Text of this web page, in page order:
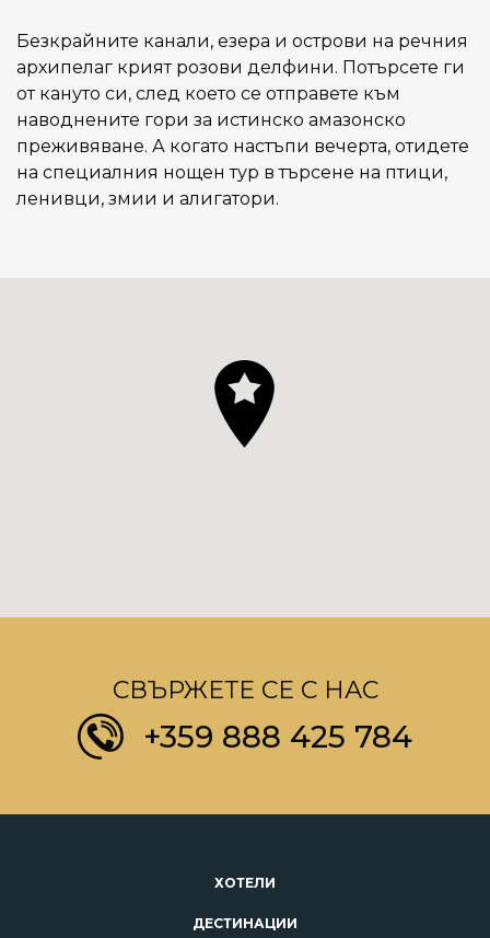
Безкрайните канали, езера и острови на речния
архипелаг крият розови делфини. Потърсете ги
от кануто си, след което се отправете към
наводнените гори за истинско амазонско
преживяване. А когато настъпи вечерта, отидете
на специалния нощен тур в търсене на птици,
ленивци, змии и алигатори.
СВЪРЖЕТЕ СЕ С НАС
+359 888 425 784
ХОТЕЛИ
ДЕСТИНАЦИИ